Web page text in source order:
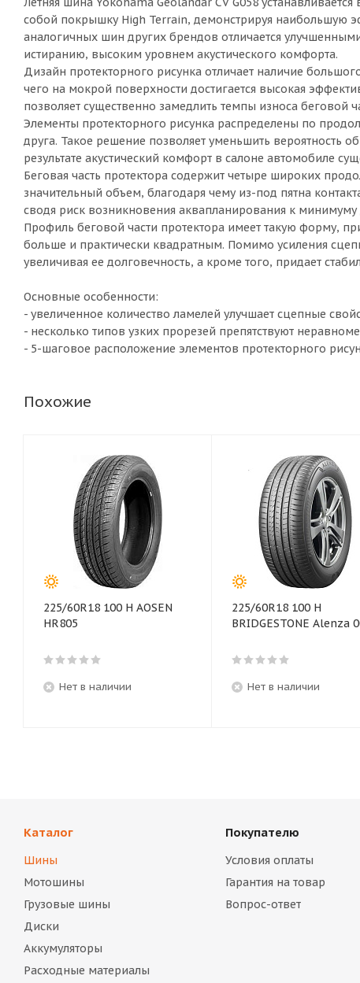
собой покрышку High Terrain, демонстрируя наибольшую
аналогичных шин других брендов отличается
истиранию, высоким уровнем акустического комфорта.
Дизайн протекторного рисунка отличает наличие
чего на мокрой поверхности достигается высокая
позволяет существенно замедлить темпы износа беговой
Элементы протекторного рисунка распределены по
друга. Такое решение позволяет уменьшить вероятность
результате акустический комфорт в салоне автомобиле
Беговая часть протектора содержит четыре широких
значительный объем, благодаря чему из-под пятна
сводя риск возникновения аквапланирования к
Профиль беговой части протектора имеет такую форму,
больше и практически квадратным. Помимо усиления
увеличивая ее долговечность, а кроме того, придает
Основные особенности:
- увеличенное количество ламелей улучшает сцепные
- несколько типов узких прорезей препятствуют
- 5-шаговое расположение элементов протекторного
Похожие
225/60R18 100 H AOSEN
HR805
Нет в наличии
225/60R18 100 H
BRIDGESTONE Alenza
Нет в наличии
Каталог
Шины
Мотошины
Грузовые шины
Диски
Аккумуляторы
Расходные материалы
Покупателю
Условия оплаты
Гарантия на товар
Вопрос-ответ